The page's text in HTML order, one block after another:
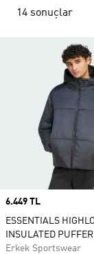
14 sonuçlar
Price
6.449 TL
ESSENTIALS
INSULATED
Erkek Sportswear